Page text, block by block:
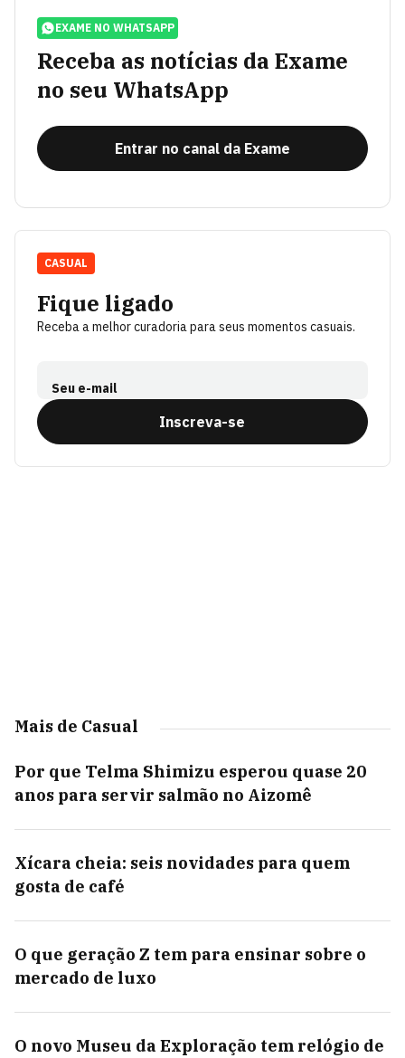
EXAME NO WHATSAPP
Receba as notícias da Exame
no seu WhatsApp
Entrar no canal da Exame
Fique ligado
Receba a melhor curadoria para seus momentos casuais.
Seu e-mail
Inscreva-se
CASUAL
Mais de Casual
Por que Telma Shimizu esperou quase 20
anos para servir salmão no Aizomê
Xícara cheia: seis novidades para quem
gosta de café
O que geração Z tem para ensinar sobre o
mercado de luxo
O novo Museu da Exploração tem relógio de